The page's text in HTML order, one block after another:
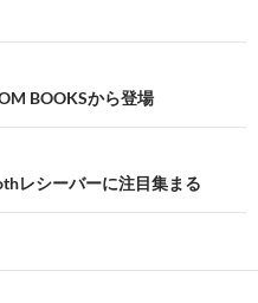
BOOKSから登場
レシーバーに注目集まる